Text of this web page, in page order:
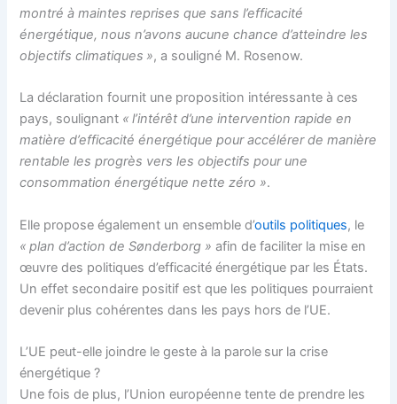
montré à maintes reprises que sans l’efficacité
énergétique, nous n’avons aucune chance d’atteindre les
objectifs climatiques », a souligné M. Rosenow.
La déclaration fournit une proposition intéressante à ces
pays, soulignant « l’intérêt d’une intervention rapide en
matière d’efficacité énergétique pour accélérer de manière
rentable les progrès vers les objectifs pour une
consommation énergétique nette zéro ».
Elle propose également un ensemble d’outils politiques, le
« plan d’action de Sønderborg » afin de faciliter la mise en
œuvre des politiques d’efficacité énergétique par les États.
Un effet secondaire positif est que les politiques pourraient
devenir plus cohérentes dans les pays hors de l’UE.
L’UE peut-elle joindre le geste à la parole sur la crise
énergétique ?
Une fois de plus, l’Union européenne tente de prendre les